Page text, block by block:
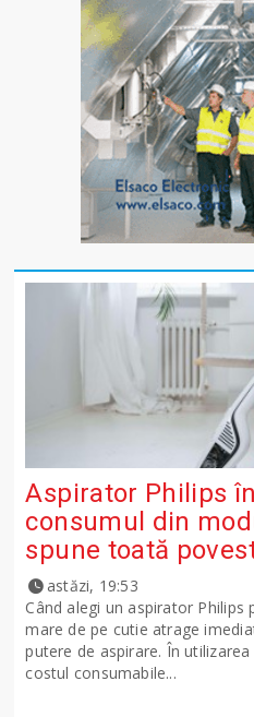
Aspirator Philips
consumul din
spune toată
astăzi, 19:53
Când alegi un aspirator
mare de pe cutie atrage
putere de aspirare. În
costul consumabile...